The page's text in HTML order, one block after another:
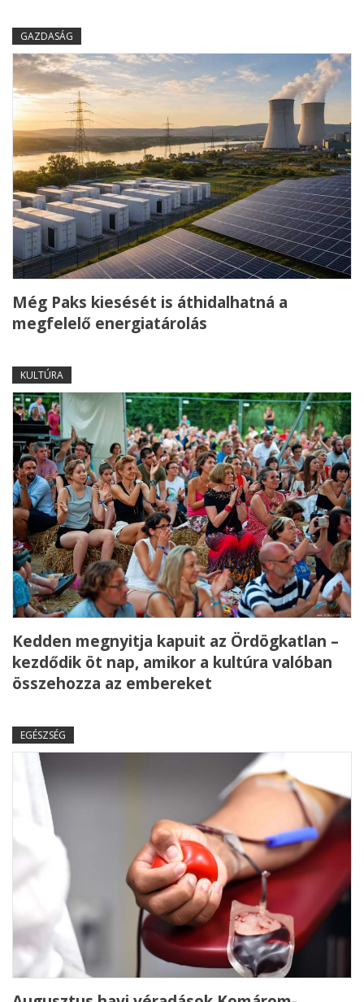
GAZDASÁG
Még Paks kiesését is áthidalhatná a
megfelelő energiatárolás
KULTÚRA
Kedden megnyitja kapuit az Ördögkatlan –
kezdődik öt nap, amikor a kultúra valóban
összehozza az embereket
EGÉSZSÉG